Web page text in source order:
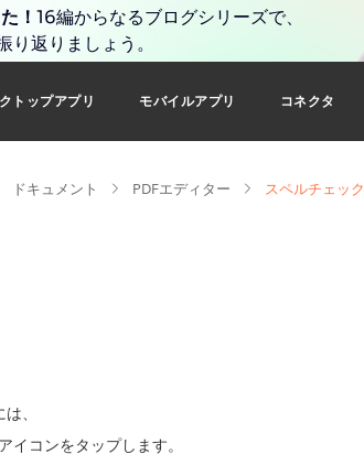
！ 16編からなるブログシリーズで、
り返りましょう。
トップアプリ モバイルアプリ コネクタ
ドキュメント PDFエディター スペルチェック
、
アイコンをタップします。